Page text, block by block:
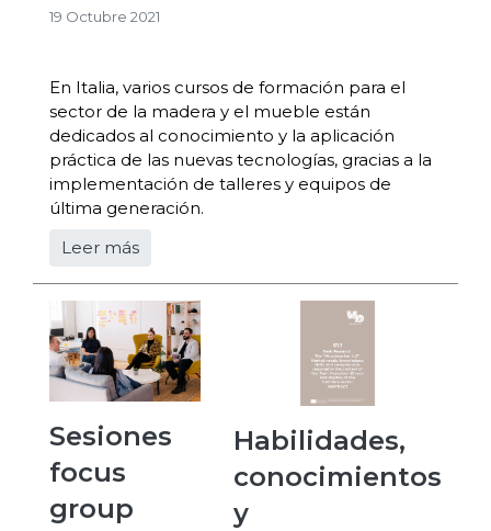
19 Octubre 2021
En Italia, varios cursos de formación para el
sector de la madera y el mueble están
dedicados al conocimiento y la aplicación
práctica de las nuevas tecnologías, gracias a la
implementación de talleres y equipos de
última generación.
Leer más
Sesiones
focus
group
Habilidades,
conocimientos
y